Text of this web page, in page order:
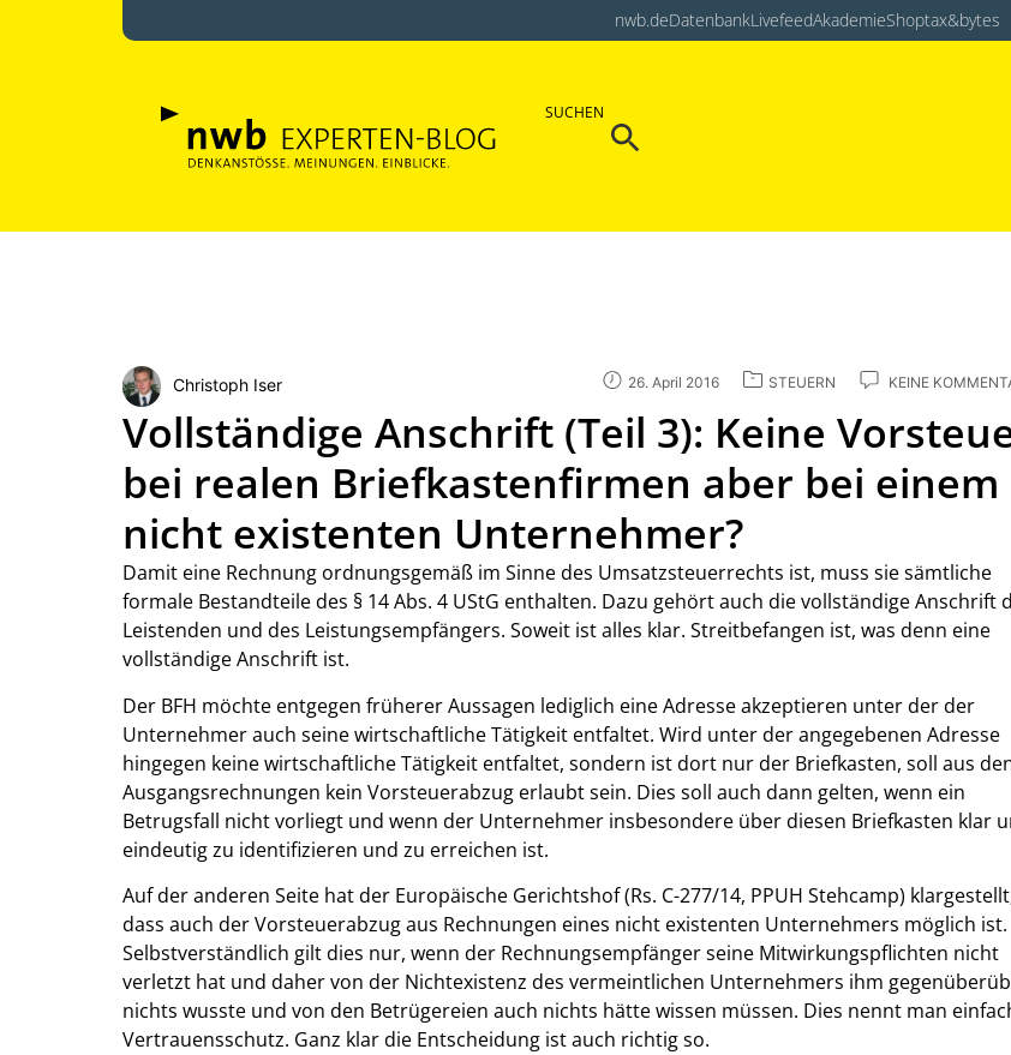
nwb.deDatenbankLivefeedAkademieShoptax&bytes
SUCHEN
Search
Christoph Iser 26. April 2016 STEUERN KEINE
Vollständige Anschrift (Teil 3): Keine
bei realen Briefkastenfirmen aber bei einem
nicht existenten Unternehmer?
Damit eine Rechnung ordnungsgemäß im Sinne des Umsatzsteuerrechts ist, muss sie sämtliche
formale Bestandteile des § 14 Abs. 4 UStG enthalten. Dazu gehört auch die vollständige Anschrift
Leistenden und des Leistungsempfängers. Soweit ist alles klar. Streitbefangen ist, was denn eine
vollständige Anschrift ist.
Der BFH möchte entgegen früherer Aussagen lediglich eine Adresse akzeptieren unter der der
Unternehmer auch seine wirtschaftliche Tätigkeit entfaltet. Wird unter der angegebenen Adresse
hingegen keine wirtschaftliche Tätigkeit entfaltet, sondern ist dort nur der Briefkasten, soll aus
Ausgangsrechnungen kein Vorsteuerabzug erlaubt sein. Dies soll auch dann gelten, wenn ein
Betrugsfall nicht vorliegt und wenn der Unternehmer insbesondere über diesen Briefkasten klar
eindeutig zu identifizieren und zu erreichen ist.
Auf der anderen Seite hat der Europäische Gerichtshof (Rs. C-277/14, PPUH Stehcamp)
dass auch der Vorsteuerabzug aus Rechnungen eines nicht existenten Unternehmers möglich ist.
Selbstverständlich gilt dies nur, wenn der Rechnungsempfänger seine Mitwirkungspflichten nicht
verletzt hat und daher von der Nichtexistenz des vermeintlichen Unternehmers ihm
nichts wusste und von den Betrügereien auch nichts hätte wissen müssen. Dies nennt man
Vertrauensschutz. Ganz klar die Entscheidung ist auch richtig so.